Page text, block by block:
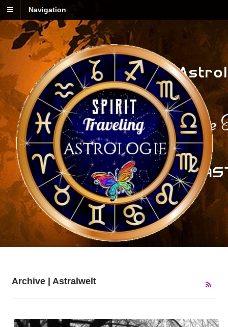
Navigation
Archive | Astralwelt